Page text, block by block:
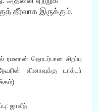
தீர்வாக இருக்கும்.
ரமளான் தொடர்பான சிறப்பு
வினாவுக்கு டாக்டர்
ஜாவீத்